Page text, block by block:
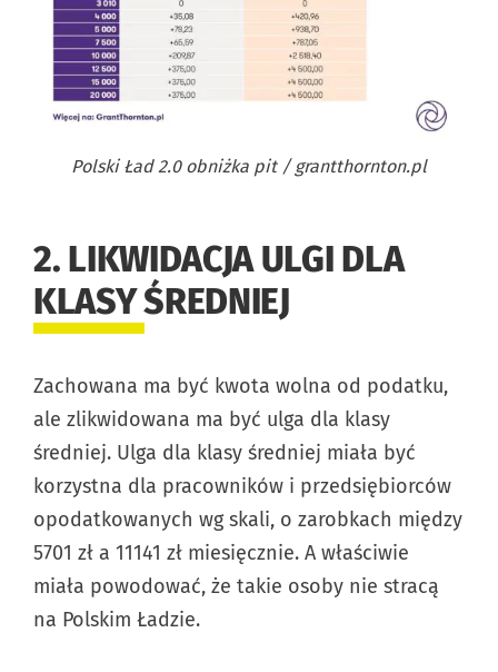
Polski Ład 2.0 obniżka pit / grantthornton.pl
2. LIKWIDACJA ULGI DLA
KLASY ŚREDNIEJ
Zachowana ma być kwota wolna od podatku,
ale zlikwidowana ma być ulga dla klasy
średniej. Ulga dla klasy średniej miała być
korzystna dla pracowników i przedsiębiorców
opodatkowanych wg skali, o zarobkach między
5701 zł a 11141 zł miesięcznie. A właściwie
miała powodować, że takie osoby nie stracą
na Polskim Ładzie.